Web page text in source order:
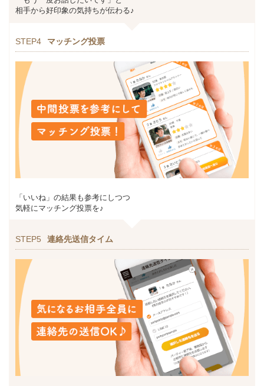
相手から好印象の気持ちが伝わる♪
STEP4 マッチング投票
「いいね」の結果も参考にしつつ
気軽にマッチング投票を♪
STEP5 連絡先送信タイム